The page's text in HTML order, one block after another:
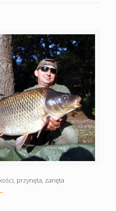
przynęta, zanęta